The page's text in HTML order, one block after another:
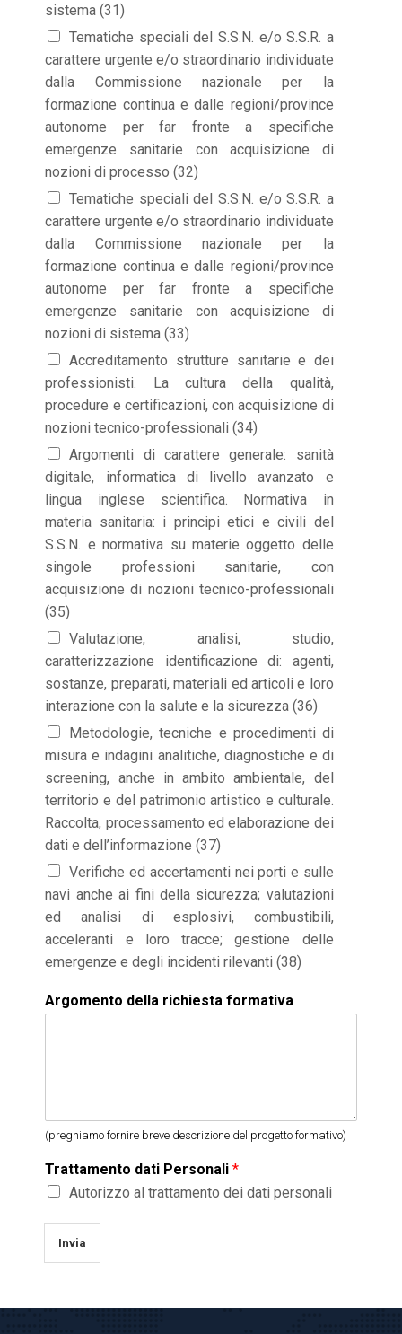
sistema (31)
Tematiche speciali del S.S.N. e/o S.S.R. a
carattere urgente e/o straordinario individuate
dalla Commissione nazionale per la
formazione continua e dalle regioni/province
autonome per far fronte a specifiche
emergenze sanitarie con acquisizione di
nozioni di processo (32)
Tematiche speciali del S.S.N. e/o S.S.R. a
carattere urgente e/o straordinario individuate
dalla Commissione nazionale per la
formazione continua e dalle regioni/province
autonome per far fronte a specifiche
emergenze sanitarie con acquisizione di
nozioni di sistema (33)
Accreditamento strutture sanitarie e dei
professionisti. La cultura della qualità,
procedure e certificazioni, con acquisizione di
nozioni tecnico-professionali (34)
Argomenti di carattere generale: sanità
digitale, informatica di livello avanzato e
lingua inglese scientifica. Normativa in
materia sanitaria: i principi etici e civili del
S.S.N. e normativa su materie oggetto delle
singole professioni sanitarie, con
acquisizione di nozioni tecnico-professionali
(35)
Valutazione, analisi, studio,
caratterizzazione identificazione di: agenti,
sostanze, preparati, materiali ed articoli e loro
interazione con la salute e la sicurezza (36)
Metodologie, tecniche e procedimenti di
misura e indagini analitiche, diagnostiche e di
screening, anche in ambito ambientale, del
territorio e del patrimonio artistico e culturale.
Raccolta, processamento ed elaborazione dei
dati e dell’informazione (37)
Verifiche ed accertamenti nei porti e sulle
navi anche ai fini della sicurezza; valutazioni
ed analisi di esplosivi, combustibili,
acceleranti e loro tracce; gestione delle
emergenze e degli incidenti rilevanti (38)
Argomento della richiesta formativa
(preghiamo fornire breve descrizione del progetto formativo)
Trattamento dati Personali*
Autorizzo al trattamento dei dati personali
Invia